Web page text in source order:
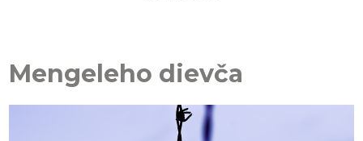
Mengeleho dievča